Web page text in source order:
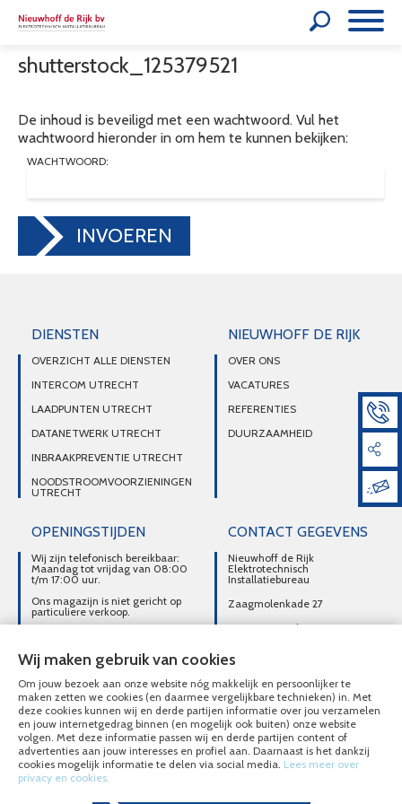
shutterstock_125379521
De inhoud is beveiligd met een wachtwoord. Vul het
wachtwoord hieronder in om hem te kunnen bekijken:
WACHTWOORD:
INVOEREN
DIENSTEN
OVERZICHT ALLE DIENSTEN
INTERCOM UTRECHT
LAADPUNTEN UTRECHT
DATANETWERK UTRECHT
INBRAAKPREVENTIE UTRECHT
NOODSTROOMVOORZIENINGEN
UTRECHT
NIEUWHOFF DE RIJK
OVER ONS
VACATURES
REFERENTIES
DUURZAAMHEID
OPENINGSTIJDEN
Wij zijn telefonisch bereikbaar:
Maandag tot vrijdag van 08:00
t/m 17:00 uur.
Ons magazijn is niet gericht op
particuliere verkoop.
contact.
CONTACT GEGEVENS
Nieuwhoff de Rijk
Elektrotechnisch
Installatiebureau
Zaagmolenkade 27
3515 AC Utrecht
DIRECT CONTACT
OPNEMEN
030-2716496
MAIL ONS
© Nieuwhoff de Rijk Elektrotechnisch Installatiebureau 2020 - 2026
Wij maken gebruik van cookies
Om jouw bezoek aan onze website nóg makkelijk en persoonlijker te
maken zetten we cookies (en daarmee vergelijkbare technieken) in. Met
deze cookies kunnen wij en derde partijen informatie over jou verzamelen
en jouw internetgedrag binnen (en mogelijk ook buiten) onze website
volgen. Met deze informatie passen wij en derde partijen content of
advertenties aan jouw interesses en profiel aan. Daarnaast is het dankzij
cookies mogelijk informatie te delen via social media. Lees meer over
privacy en cookies.